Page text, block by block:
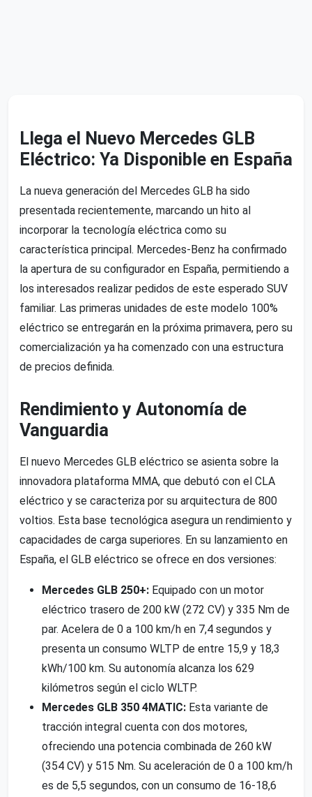
Llega el Nuevo Mercedes GLB
Eléctrico: Ya Disponible en España
La nueva generación del Mercedes GLB ha sido
presentada recientemente, marcando un hito al
incorporar la tecnología eléctrica como su
característica principal. Mercedes-Benz ha confirmado
la apertura de su configurador en España, permitiendo a
los interesados realizar pedidos de este esperado SUV
familiar. Las primeras unidades de este modelo 100%
eléctrico se entregarán en la próxima primavera, pero su
comercialización ya ha comenzado con una estructura
de precios definida.
Rendimiento y Autonomía de
Vanguardia
El nuevo Mercedes GLB eléctrico se asienta sobre la
innovadora plataforma MMA, que debutó con el CLA
eléctrico y se caracteriza por su arquitectura de 800
voltios. Esta base tecnológica asegura un rendimiento y
capacidades de carga superiores. En su lanzamiento en
España, el GLB eléctrico se ofrece en dos versiones:
Mercedes GLB 250+: Equipado con un motor
eléctrico trasero de 200 kW (272 CV) y 335 Nm de
par. Acelera de 0 a 100 km/h en 7,4 segundos y
presenta un consumo WLTP de entre 15,9 y 18,3
kWh/100 km. Su autonomía alcanza los 629
kilómetros según el ciclo WLTP.
Mercedes GLB 350 4MATIC: Esta variante de
tracción integral cuenta con dos motores,
ofreciendo una potencia combinada de 260 kW
(354 CV) y 515 Nm. Su aceleración de 0 a 100 km/h
es de 5,5 segundos, con un consumo de 16-18,6